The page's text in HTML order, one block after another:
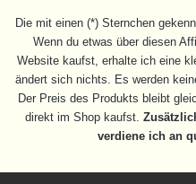
Die mit einen (*) Sternchen
Wenn du etwas über diesen
Website kaufst, erhalte ich eine
ändert sich nichts. Es werden
Der Preis des Produkts bleibt
direkt im Shop kaufst.
verdiene ich an